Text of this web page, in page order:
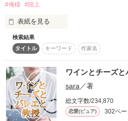
ノンフィクション・実話です。
ジャンル別ランキング最高27位‼︎
ありがとうございます！
#俺様
#陸上
表紙を見る
私は、絶望していた。
学生時代に怪我で陸上を引退。
悔しさと絶望感で何もやる気もなく
たまたま入社した会社で私は、
『義足の鬼課長』と言われている
検索結果
タイトル
キーワード 作家名
ワインとチーズ
sara ／著
総文字数/234,870
恋愛(ピュア) 302ペー